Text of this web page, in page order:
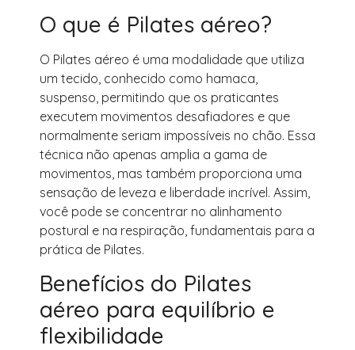
O que é Pilates aéreo?
O Pilates aéreo é uma modalidade que utiliza
um tecido, conhecido como hamaca,
suspenso, permitindo que os praticantes
executem movimentos desafiadores e que
normalmente seriam impossíveis no chão. Essa
técnica não apenas amplia a gama de
movimentos, mas também proporciona uma
sensação de leveza e liberdade incrível. Assim,
você pode se concentrar no alinhamento
postural e na respiração, fundamentais para a
prática de Pilates.
Benefícios do Pilates
aéreo para equilíbrio e
flexibilidade